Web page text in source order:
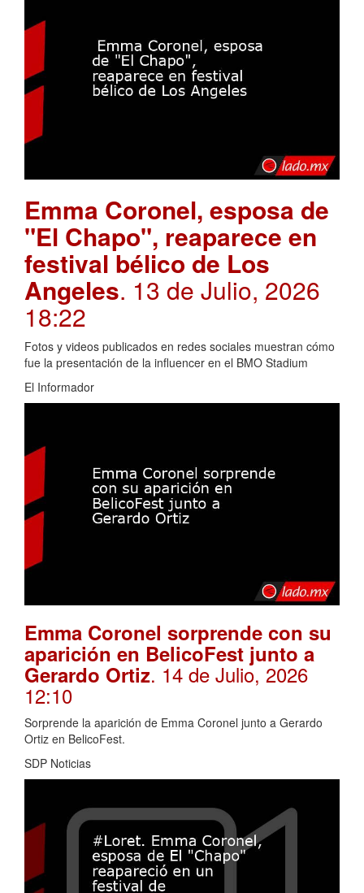
Emma Coronel, esposa de
"El Chapo", reaparece en
festival bélico de Los
Angeles. 13 de Julio, 2026
18:22
Fotos y videos publicados en redes sociales muestran cómo
fue la presentación de la influencer en el BMO Stadium
El Informador
Emma Coronel sorprende con su
aparición en BelicoFest junto a
Gerardo Ortiz. 14 de Julio, 2026
12:10
Sorprende la aparición de Emma Coronel junto a Gerardo
Ortiz en BelicoFest.
SDP Noticias